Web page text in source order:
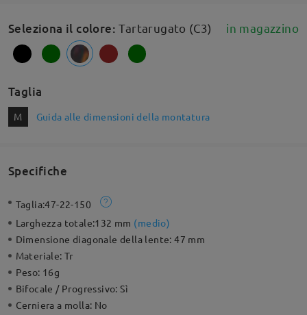
Seleziona il colore:Tartarugato (C3) in magazzino
Taglia
M Guida alle dimensioni della montatura
Specifiche
Taglia:47-22-150
Larghezza totale:132 mm (medio)
Dimensione diagonale della lente:47 mm
Materiale:Tr
Peso: 16g
Bifocale / Progressivo:Sì
Cerniera a molla: No